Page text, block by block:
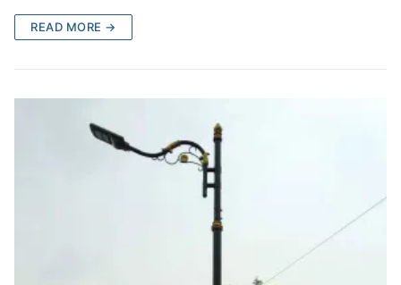
READ MORE →